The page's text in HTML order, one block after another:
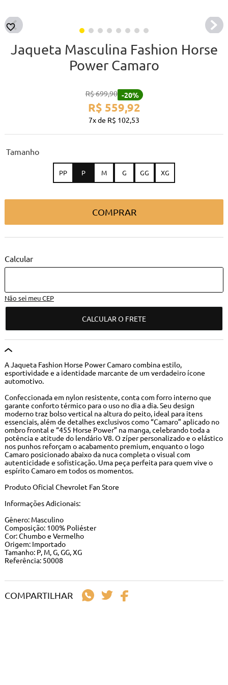
Jaqueta Masculina Fashion Horse
Power Camaro
R$699,90 -20%
R$ 559,92
7 R$ 102,53
tamanho
PP P M G GG XG
COMPRAR
Não sei meu CEP
CALCULAR O FRETE
A Jaqueta Fashion Horse Power Camaro combina estilo,
esportividade e a identidade marcante de um verdadeiro ícone
automotivo.
Confeccionada em nylon resistente, conta com forro interno que
garante conforto térmico para o uso no dia a dia. Seu design
moderno traz bolso vertical na altura do peito, ideal para itens
essenciais, além de detalhes exclusivos como “Camaro” aplicado no
ombro frontal e “455 Horse Power” na manga, celebrando toda a
potência e atitude do lendário V8. O zíper personalizado e o elástico
nos punhos reforçam o acabamento premium, enquanto o logo
Camaro posicionado abaixo da nuca completa o visual com
autenticidade e sofisticação. Uma peça perfeita para quem vive o
espírito Camaro em todos os momentos.
Produto Oficial Chevrolet Fan Store
Informações Adicionais:
Gênero: Masculino
Composição: 100% Poliéster
Cor: Chumbo e Vermelho
Origem: Importado
Tamanho: P, M, G, GG, XG
Referência: 50008
COMPARTILHAR